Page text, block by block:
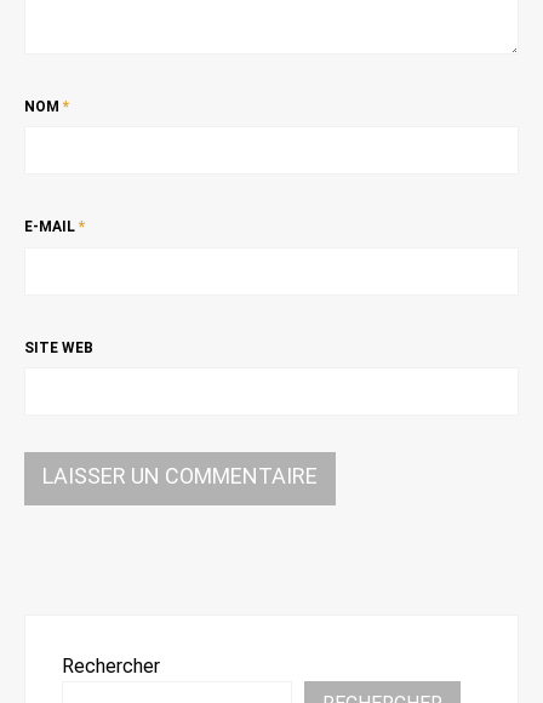
NOM *
E-MAIL *
SITE WEB
Rechercher